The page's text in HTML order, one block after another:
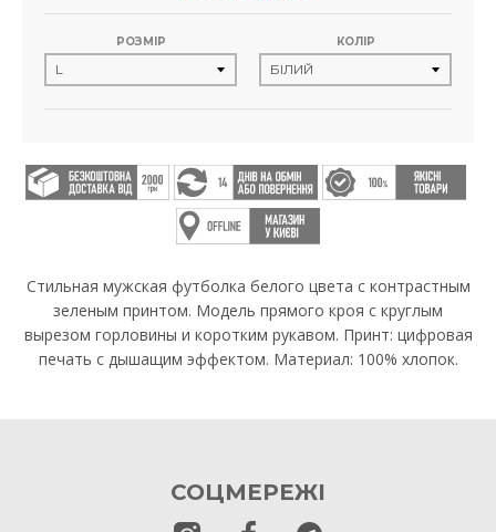
РОЗМІР КОЛІР
Стильная мужская футболка белого цвета с контрастным
зеленым принтом. Модель прямого кроя с круглым
вырезом горловины и коротким рукавом. Принт: цифровая
печать с дышащим эффектом. Материал: 100% хлопок.
СОЦМЕРЕЖІ